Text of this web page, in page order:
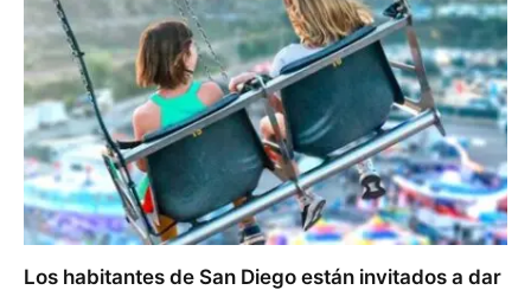
Los habitantes de San Diego están invitados a dar